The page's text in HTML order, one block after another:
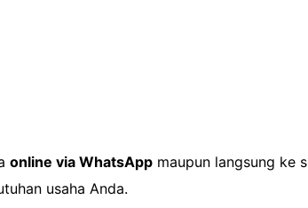
online via WhatsApp maupun langsung ke
usaha Anda.